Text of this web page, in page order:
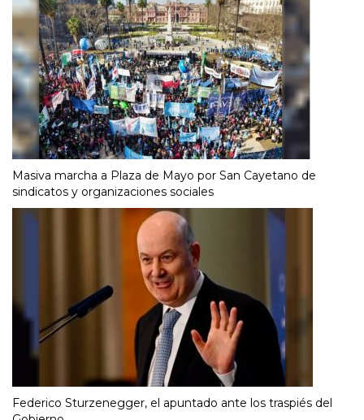
Masiva marcha a Plaza de Mayo por San Cayetano de
sindicatos y organizaciones sociales
Federico Sturzenegger, el apuntado ante los traspiés del